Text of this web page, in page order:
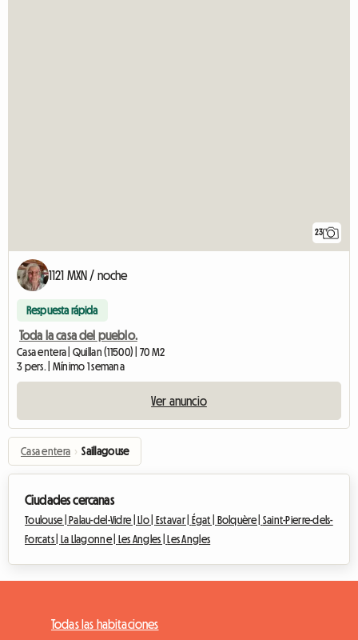
23
1121 MXN / noche
Respuesta rápida
Toda la casa del pueblo.
Casa entera | Quillan (11500) | 70 M2
3 pers. | Mínimo 1 semana
Ver anuncio
Casa entera › Saillagouse
Ciudades cercanas
Toulouse |Palau-del-Vidre |Llo | Estavar | Égat | Bolquère | Saint-Pierre-dels-
Forcats | La Llagonne | Les Angles |Les Angles
Todas las habitaciones